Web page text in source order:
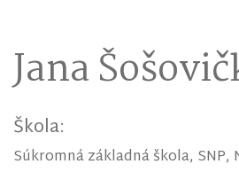
Jana
Škola:
Súkromná základná škola, SNP,